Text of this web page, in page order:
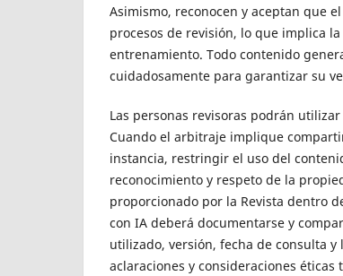
Asimismo, reconocen y aceptan que
procesos de revisión, lo que implica
entrenamiento. Todo contenido
cuidadosamente para garantizar su
Las personas revisoras podrán
Cuando el arbitraje implique
instancia, restringir el uso del
reconocimiento y respeto de la
proporcionado por la Revista dentro
con IA deberá documentarse y
utilizado, versión, fecha de consulta
aclaraciones y consideraciones